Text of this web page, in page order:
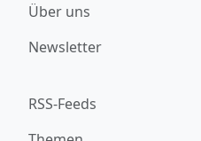
Über uns
Newsletter
RSS-Feeds